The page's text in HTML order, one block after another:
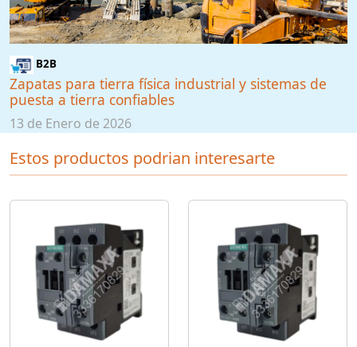
B2B
Zapatas para tierra física industrial y sistemas de
puesta a tierra confiables
13 de Enero de 2026
Estos productos podrian interesarte